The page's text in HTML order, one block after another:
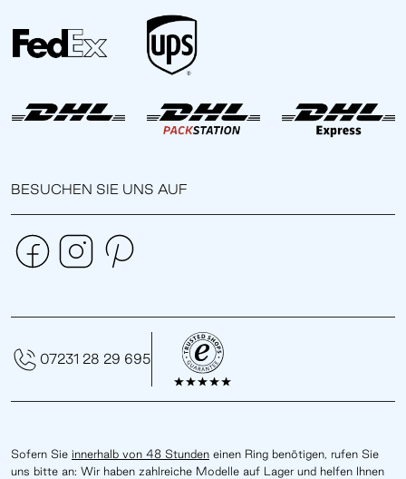
BESUCHEN SIE UNS AUF
Sofern Sie innerhalb von 48 Stunden einen Ring benötigen, rufen Sie
uns bitte an: Wir haben zahlreiche Modelle auf Lager und helfen Ihnen
07231 28 29 695